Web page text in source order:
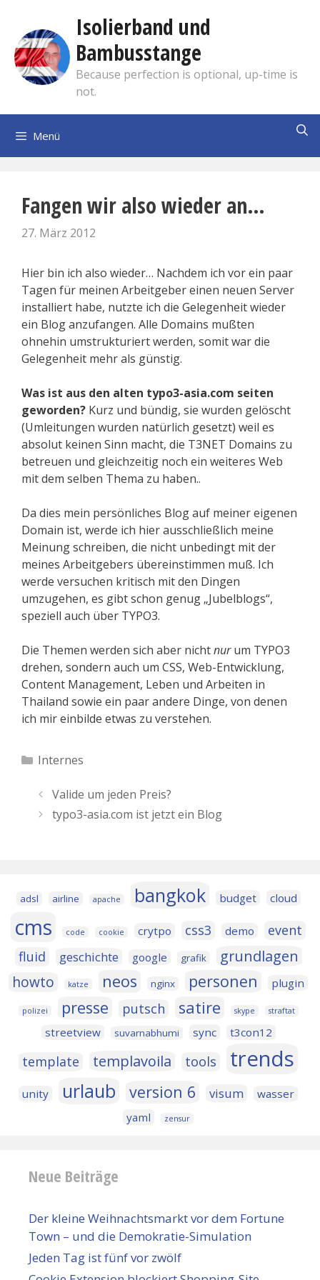
springen
Isolierband und
Bambusstange
Because perfection is optional, up-time is
not.
Menü
Fangen wir also wieder an…
27. März 2012
Hier bin ich also wieder… Nachdem ich vor ein paar
Tagen für meinen Arbeitgeber einen neuen Server
installiert habe, nutzte ich die Gelegenheit wieder
ein Blog anzufangen. Alle Domains mußten
ohnehin umstrukturiert werden, somit war die
Gelegenheit mehr als günstig.
Was ist aus den alten typo3-asia.com seiten
geworden? Kurz und bündig, sie wurden gelöscht
(Umleitungen wurden natürlich gesetzt) weil es
absolut keinen Sinn macht, die T3NET Domains zu
betreuen und gleichzeitig noch ein weiteres Web
mit dem selben Thema zu haben..
Da dies mein persönliches Blog auf meiner eigenen
Domain ist, werde ich hier ausschließlich meine
Meinung schreiben, die nicht unbedingt mit der
meines Arbeitgebers übereinstimmen muß. Ich
werde versuchen kritisch mit den Dingen
umzugehen, es gibt schon genug „Jubelblogs“,
speziell auch über TYPO3.
Die Themen werden sich aber nichtnurum TYPO3
drehen, sondern auch um CSS, Web-Entwicklung,
Content Management, Leben und Arbeiten in
Thailand sowie ein paar andere Dinge, von denen
ich mir einbilde etwas zu verstehen.
Kategorien
Internes
Valide um jeden Preis?
typo3-asia.com ist jetzt ein Blog
adsl airline apache bangkok budget cloud
cms code cookie crytpo css3 demo
event
fluid
geschichte google grafik grundlagen
howto katze neos nginx personen plugin
polizei presse putsch satire skype straftat
streetview suvarnabhumi sync t3con12
template templavoila tools trends
unity urlaub version 6 visum
wasser
yaml
zensur
Neue Beiträge
Der kleine Weihnachtsmarkt vor dem Fortune
Town – und die Demokratie-Simulation
Jeden Tag ist fünf vor zwölf